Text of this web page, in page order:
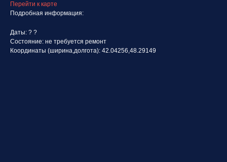
Перейти к карте
Подробная информация:
Даты: ? ?
Состояние: не требуется ремонт
Координаты (ширина,долгота): 42.04256,48.29149